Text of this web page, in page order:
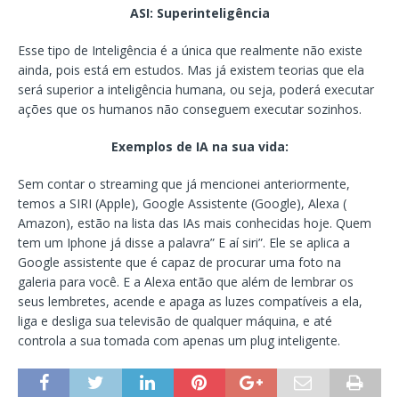
ASI: Superinteligência
Esse tipo de Inteligência é a única que realmente não existe
ainda, pois está em estudos. Mas já existem teorias que ela
será superior a inteligência humana, ou seja, poderá executar
ações que os humanos não conseguem executar sozinhos.
Exemplos de IA na sua vida:
Sem contar o streaming que já mencionei anteriormente,
temos a SIRI (Apple), Google Assistente (Google), Alexa (
Amazon), estão na lista das IAs mais conhecidas hoje. Quem
tem um Iphone já disse a palavra” E aí siri”. Ele se aplica a
Google assistente que é capaz de procurar uma foto na
galeria para você. E a Alexa então que além de lembrar os
seus lembretes, acende e apaga as luzes compatíveis a ela,
liga e desliga sua televisão de qualquer máquina, e até
controla a sua tomada com apenas um plug inteligente.